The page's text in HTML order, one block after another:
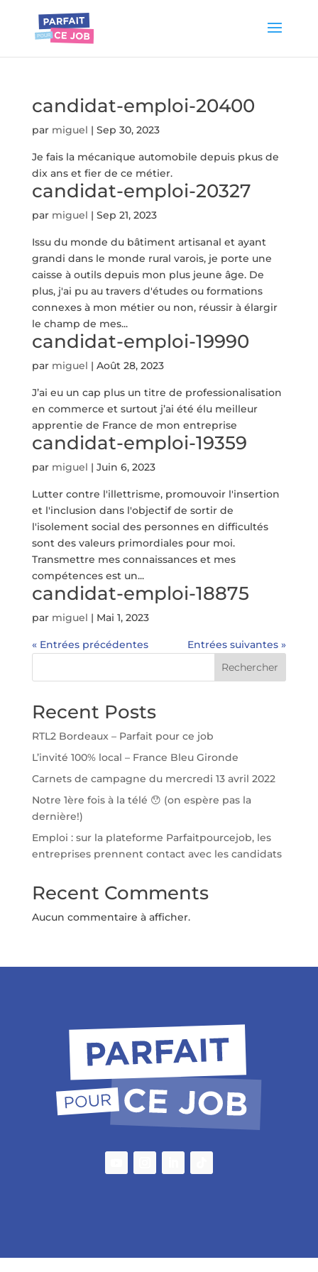
candidat-emploi-20400
par miguel | Sep 30, 2023
Je fais la mécanique automobile depuis pkus de
dix ans et fier de ce métier.
candidat-emploi-20327
par miguel | Sep 21, 2023
Issu du monde du bâtiment artisanal et ayant
grandi dans le monde rural varois, je porte une
caisse à outils depuis mon plus jeune âge. De
plus, j'ai pu au travers d'études ou formations
connexes à mon métier ou non, réussir à élargir
le champ de mes...
candidat-emploi-19990
par miguel | Août 28, 2023
J’ai eu un cap plus un titre de professionalisation
en commerce et surtout j’ai été élu meilleur
apprentie de France de mon entreprise
candidat-emploi-19359
par miguel | Juin 6, 2023
Lutter contre l'illettrisme, promouvoir l'insertion
et l'inclusion dans l'objectif de sortir de
l'isolement social des personnes en difficultés
sont des valeurs primordiales pour moi.
Transmettre mes connaissances et mes
compétences est un...
candidat-emploi-18875
par miguel | Mai 1, 2023
« Entrées précédentes
Entrées suivantes »
Rechercher
Recent Posts
RTL2 Bordeaux – Parfait pour ce job
L’invité 100% local – France Bleu Gironde
Carnets de campagne du mercredi 13 avril 2022
Notre 1ère fois à la télé 😯 (on espère pas la
dernière!)
Emploi : sur la plateforme Parfaitpourcejob, les
entreprises prennent contact avec les candidats
Recent Comments
Aucun commentaire à afficher.